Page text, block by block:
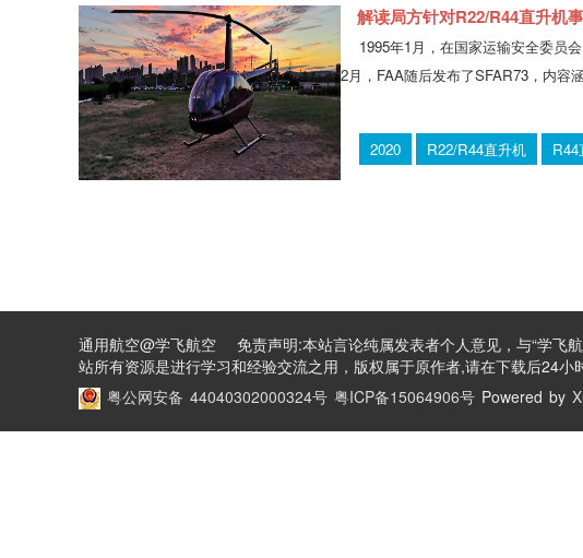
解读局方针对R22/R44直升机
1995年1月，在国家运输安全委员
2月，FAA随后发布了SFAR73，内容
2020 R22/R44直升机 R44
通用航空@学飞航空 免责声明:本站言论纯属发表者个人意见，与“学飞
站所有资源是进行学习和经验交流之用，版权属于原作者,请在下载后24小
粤公网安备 44040302000324号 粤ICP备15064906号 Powered by